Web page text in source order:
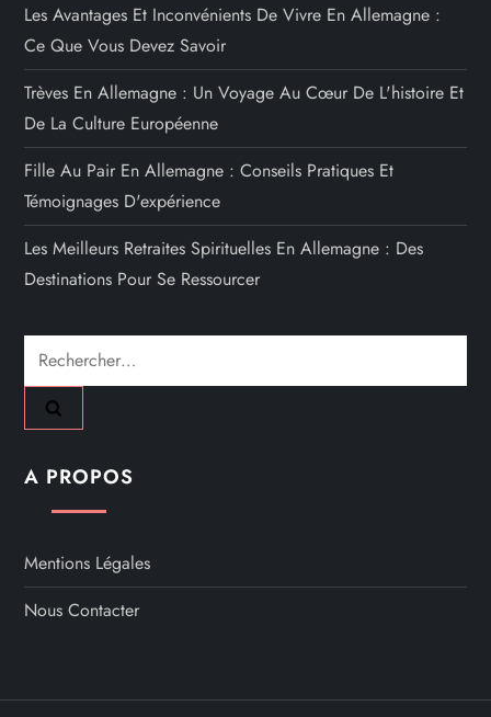
Les Avantages Et Inconvénients De Vivre En Allemagne :
Ce Que Vous Devez Savoir
Trèves En Allemagne : Un Voyage Au Cœur De L'histoire Et
De La Culture Européenne
Fille Au Pair En Allemagne : Conseils Pratiques Et
Témoignages D'expérience
Les Meilleurs Retraites Spirituelles En Allemagne : Des
Destinations Pour Se Ressourcer
Rechercher :
A PROPOS
Mentions Légales
Nous Contacter